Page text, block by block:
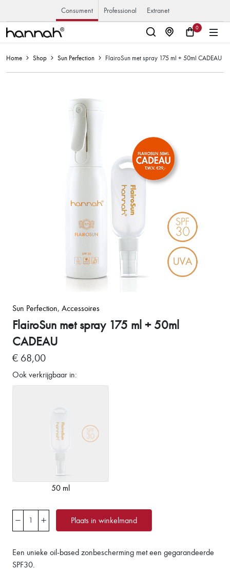
Consument Professional Extranet
0
Home Shop Sun Perfection FlairoSun met spray 175 ml + 50ml CADEAU
Sun Perfection, Accessoires
FlairoSun met spray 175 ml + 50ml
CADEAU
€ 68,00
Ook verkrijgbaar in:
50 ml
Plaats in winkelmand
Een unieke oil-based zonbescherming met een gegarandeerde
SPF30.